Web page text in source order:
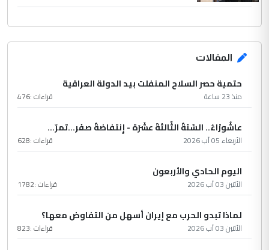
المقالات
حتمية حصر السلاح المنفلت بيد الدولة العراقية
منذ 23 ساعة قراءات :476
عاشُورْاءُ.. السّنَةُ الثّالثةَ عشَرَة - إِنتفاضةُ صفَر…تمرّ...
الأربعاء 05 آب 2026 قراءات :628
اليوم الحادي والأربعون
الأثنين 03 آب 2026 قراءات :1782
لماذا تبدو الحرب مع إيران أسهل من التفاوض معها؟
الأثنين 03 آب 2026 قراءات :823